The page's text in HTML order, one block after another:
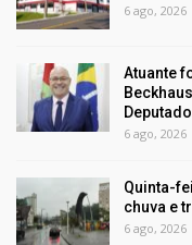
6 ago, 2026
Atuante
6 ago, 2026
Quinta-
chuva e
6 ago, 2026